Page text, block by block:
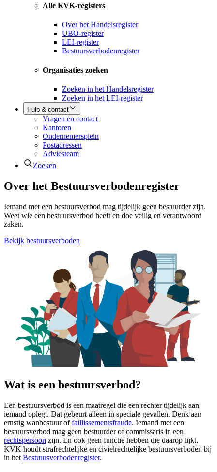
Alle KVK-registers
Over het Handelsregister
UBO-register
LEI-register
Bestuursverbodenregister
Organisaties zoeken
Zoeken in het Handelsregister
Zoeken in het LEI-register
Hulp & contact
Vragen en contact
Kantoren
Ondernemersplein
Postadressen
Adviesteam
Zoeken
Over het Bestuursverbodenregister
Iemand met een bestuursverbod mag tijdelijk geen bestuurder zijn.
Weet wie een bestuursverbod heeft en doe veilig en verantwoord
zaken.
Bekijk bestuursverboden
Wat is een bestuursverbod?
Een bestuursverbod is een maatregel die een rechter tijdelijk aan
iemand oplegt. Dat gebeurt alleen in speciale gevallen. Denk aan
ernstig wanbestuur offaillissementsfraude. Iemand met een
bestuursverbod mag geen bestuurder of commissaris in een
rechtspersoon zijn. En ook geen functie hebben die daarop lijkt.
KVK houdt strafrechtelijke en civielrechtelijke bestuursverboden bij
in het Bestuursverbodenregister.